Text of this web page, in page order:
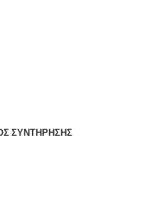
ΣΥΝΤΉΡΗΣΗΣ